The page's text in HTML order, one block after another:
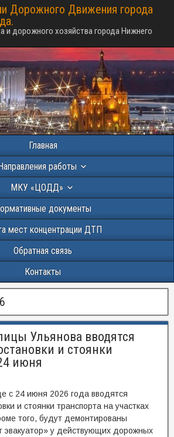
Дорожного Движения города
и дорожного хозяйства города Нижнего
Главная
работы
МКУ «ЦОДД»
документы
мест концентрации ДТП
Обратная связь
Контакты
Ульянова вводятся
и стоянки
июня
с 24 июня 2026 года вводятся
и стоянки транспорта на участках
того, будут демонтированы
эвакуатор» у действующих дорожных